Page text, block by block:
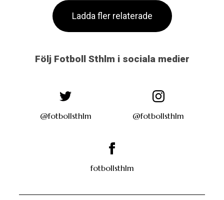
Ladda fler relaterade
Följ Fotboll Sthlm i sociala medier
@fotbollsthlm @fotbollsthlm
fotbollsthlm